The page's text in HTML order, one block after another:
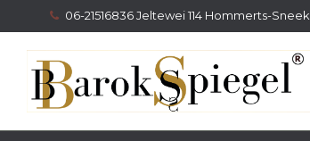
06-21516836 Jeltewei 114 Hommerts-Sneek